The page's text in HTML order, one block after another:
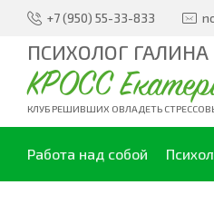
+7 (950) 55-33-833
ПСИХОЛОГ
КРОСС
КЛУБ РЕШИВШИХ ОВЛАДЕТЬ
Работа над собой